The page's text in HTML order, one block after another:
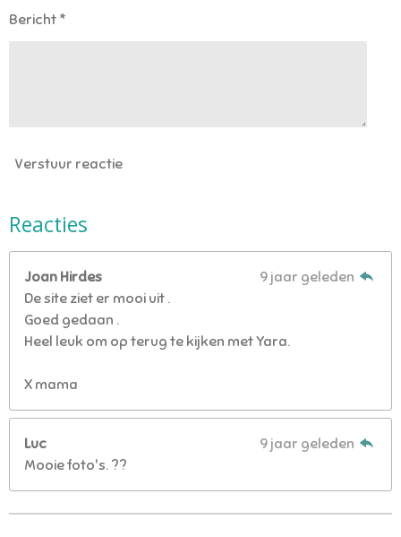
Bericht *
Verstuur reactie
Reacties
Joan Hirdes
9 jaar geleden
De site ziet er mooi uit .
Goed gedaan .
Heel leuk om op terug te kijken met Yara.
X mama
Luc
9 jaar geleden
Mooie foto's. ??